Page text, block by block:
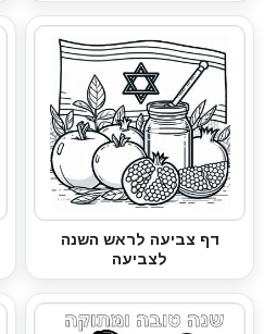
דף צביעה לראש השנה
לצביעה